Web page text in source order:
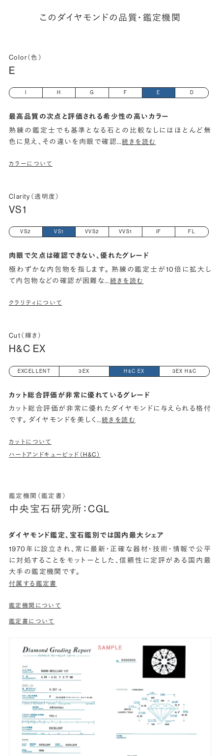
このダイヤモンドの品質・鑑定機関
Color（色）
E
H G F E D
最高品質の次点と評価される希少性の高いカラー
熟練の鑑定士でも基準となる石との比較なしにはほとんど無
色に見え、その違いを肉眼で確認…続きを読む
カラーについて
Clarity（透明度）
VS1
VS2 VS1 VVS2 VVS1 IF FL
肉眼で欠点は確認できない、優れたグレード
極わずかな内包物を指します。 熟練の鑑定士が10倍に拡大し
て内包物などの確認が困難な… 続きを読む
クラリティについて
Cut（輝き）
H&C EX
EXCELLENT 3EX H&C EX 3EX H&C
カット総合評価が非常に優れているグレード
カット総合評価が非常に優れたダイヤモンドに与えられる格付
です。 ダイヤモンドを美しく…続きを読む
カットについて
ハートアンドキューピッド（H&C）
鑑定機関（鑑定書）
中央宝石研究所：CGL
ダイヤモンド鑑定、宝石鑑別では国内最大シェア
1970年に設立され、常に最新・正確な器材・技術・情報で公平
に対処することをモットーとした、信頼性に定評がある国内最
大手の鑑定機関です。
付属する鑑定書
鑑定機関について
鑑定書について